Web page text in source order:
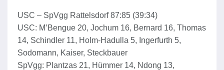
USC – SpVgg Rattelsdorf 87:85 (39:34)
USC: M’Bengue 20, Jochum 16, Bernard 16, Thomas
14, Schindler 11, Holm-Hadulla 5, Ingerfurth 5,
Sodomann, Kaiser, Steckbauer
SpVgg: Plantzas 21, Hümmer 14, Ndong 13,